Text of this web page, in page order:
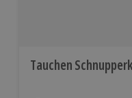
Tauchen